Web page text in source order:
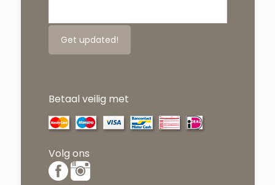
Betaal veilig met
Volg ons